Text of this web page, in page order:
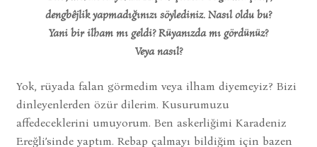
dengbêjlik yapmadığınızı söylediniz. Nasıl oldu bu?
Yani bir ilham mı geldi? Rüyanızda mı gördünüz?
Veya nasıl?
Yok, rüyada falan görmedim veya ilham diyemeyiz? Bizi
dinleyenlerden özür dilerim. Kusurumuzu
affedeceklerini umuyorum. Ben askerliğimi Karadeniz
Ereğli’sinde yaptım. Rebap çalmayı bildiğim için bazen